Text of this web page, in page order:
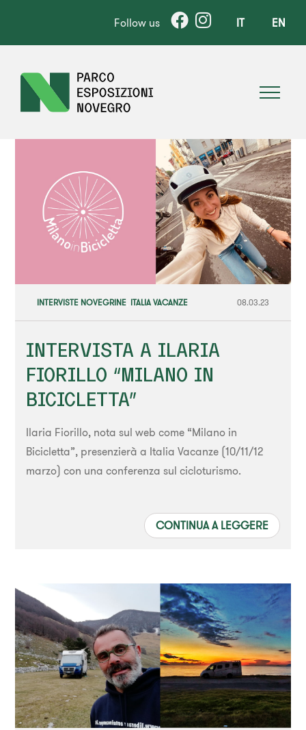
Follow us IT EN
INTERVISTE NOVEGRINE ITALIA VACANZE 08.03.23
INTERVISTA A ILARIA
FIORILLO “MILANO IN
BICICLETTA”
Ilaria Fiorillo, nota sul web come “Milano in
Bicicletta”, presenzierà a Italia Vacanze (10/11/12
marzo) con una conferenza sul cicloturismo.
CONTINUA A LEGGERE